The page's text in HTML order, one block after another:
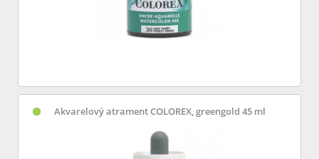
Akvarelový atrament COLOREX, greengold 45 ml